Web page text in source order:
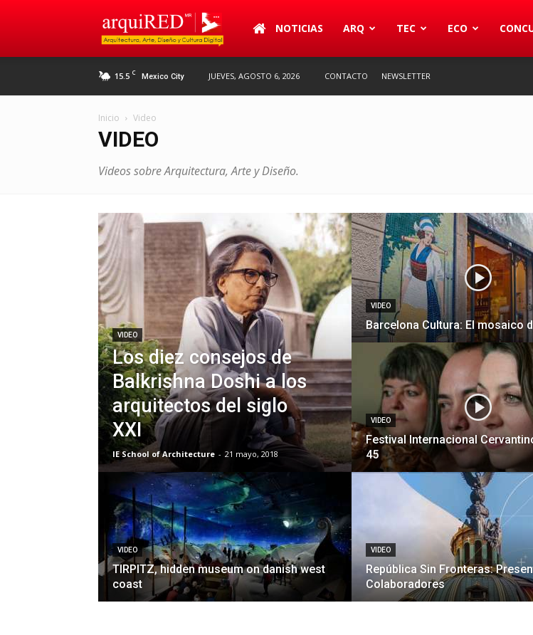
arquiREDNOTICIAS ARQ TEC ECO
15.5 C Mexico City JUEVES, AGOSTO 6, 2026 CONTACTO NEWSLETTER
Inicio Video
VIDEO
Videos sobre Arquitectura, Arte y Diseño.
VIDEO
Los diez consejos de
Balkrishna Doshi a los
arquitectos del siglo
XXI
IE School of Architecture - 21 mayo, 2018
VIDEO
TIRPITZ, hidden museum on danish west
coast
VIDEO
Barcelona Cultura: El mosaico
VIDEO
Festival Internacional
45
VIDEO
República Sin Fronteras:
Colaboradores